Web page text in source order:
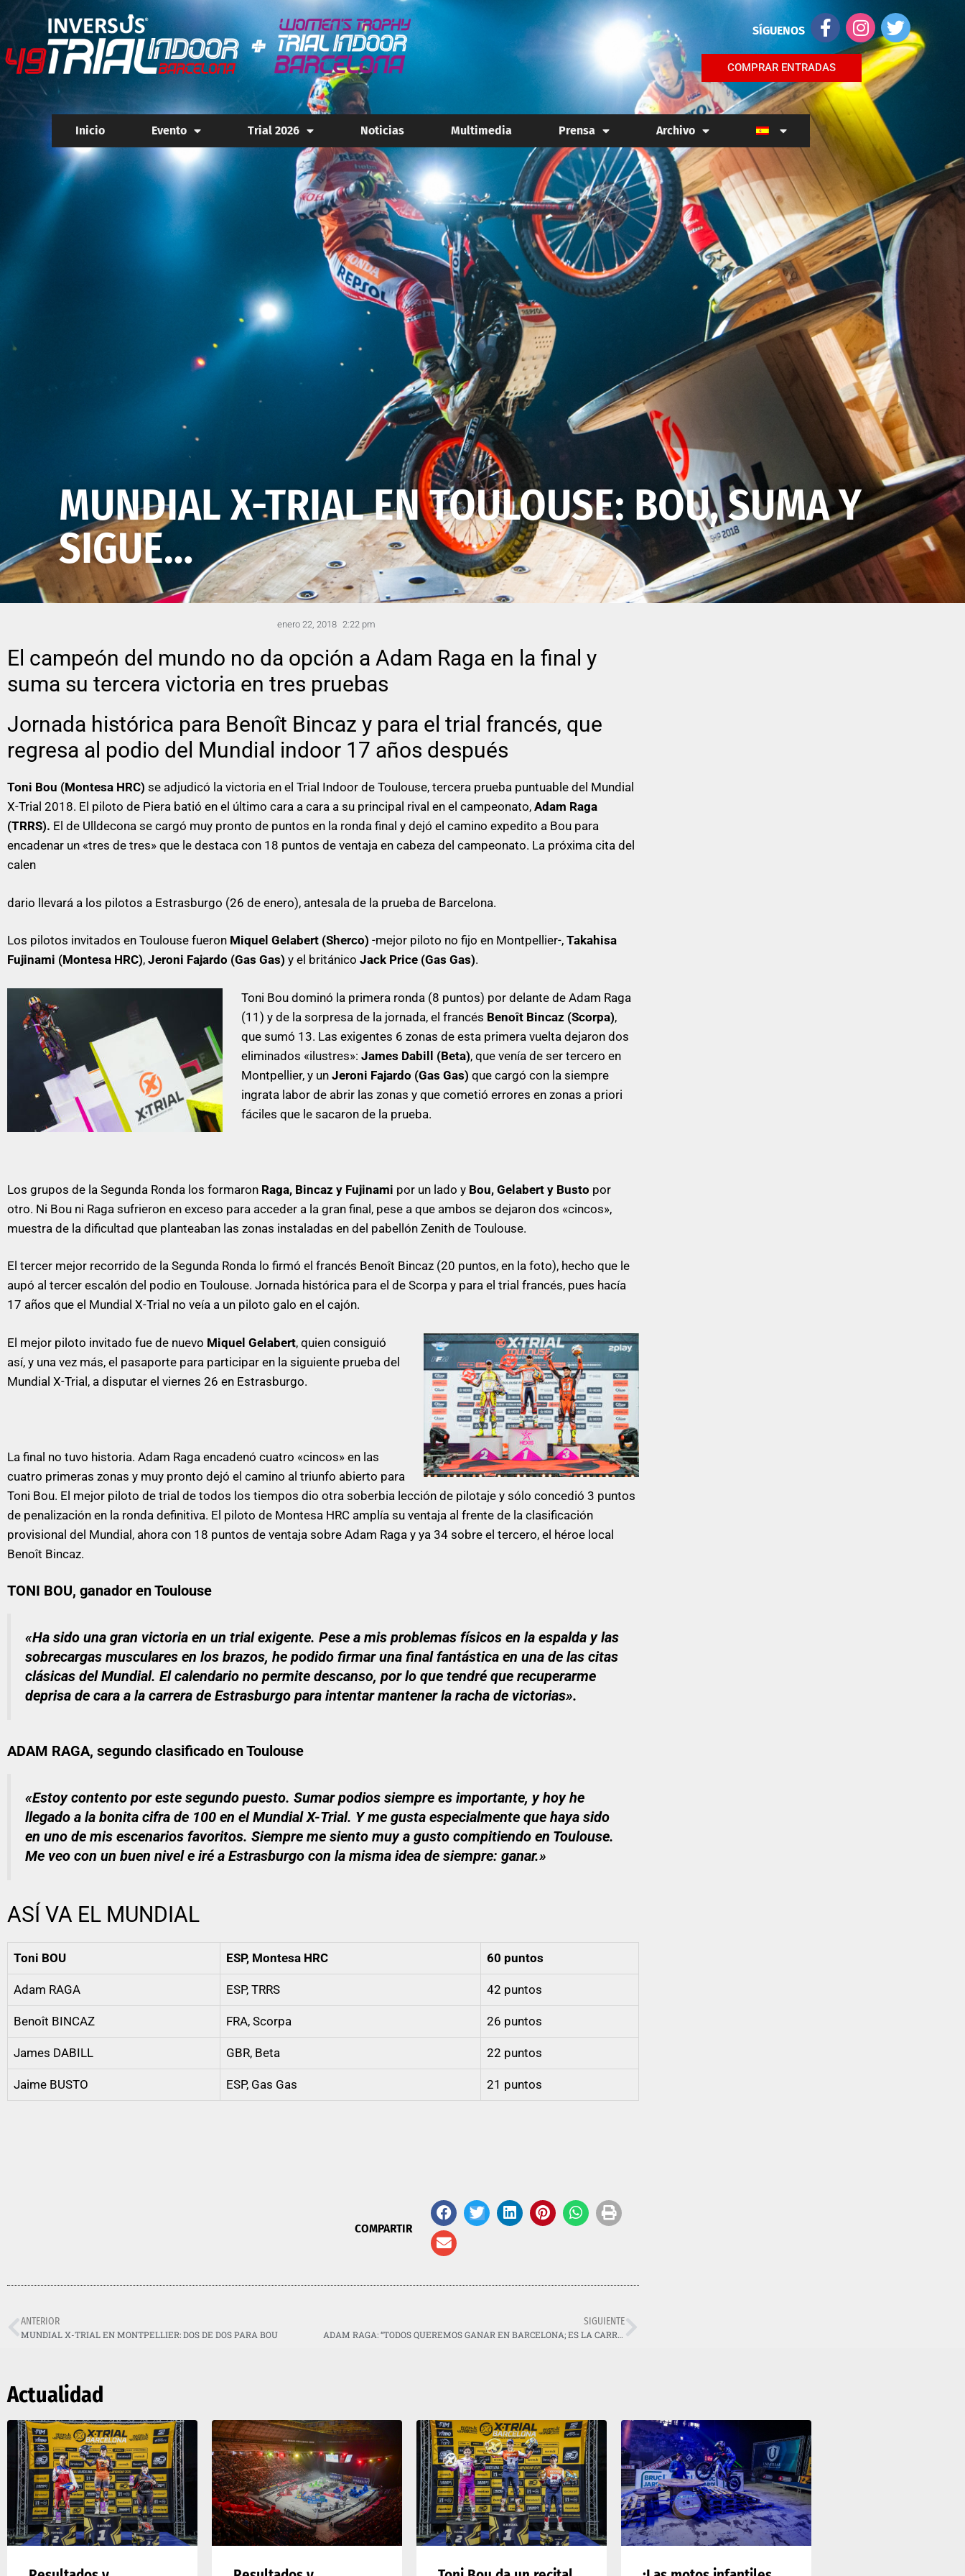
SÍGUENOS
COMPRAR ENTRADAS
Inicio Evento Trial 2026 Noticias Multimedia Prensa Archivo
MUNDIAL X-TRIAL EN TOULOUSE: BOU, SUMA Y
SIGUE…
enero 22, 2018 2:22 pm
El campeón del mundo no da opción a Adam Raga en la final y
suma su tercera victoria en tres pruebas
Jornada histórica para Benoît Bincaz y para el trial francés, que
regresa al podio del Mundial indoor 17 años después
Toni Bou (Montesa HRC) se adjudicó la victoria en el Trial Indoor de Toulouse, tercera prueba puntuable del Mundial
X-Trial 2018. El piloto de Piera batió en el último cara a cara a su principal rival en el campeonato, Adam Raga
(TRRS). El de Ulldecona se cargó muy pronto de puntos en la ronda final y dejó el camino expedito a Bou para
encadenar un «tres de tres» que le destaca con 18 puntos de ventaja en cabeza del campeonato. La próxima cita del
calen
dario llevará a los pilotos a Estrasburgo (26 de enero), antesala de la prueba de Barcelona.
Los pilotos invitados en Toulouse fueron Miquel Gelabert (Sherco) -mejor piloto no fijo en Montpellier-, Takahisa
Fujinami (Montesa HRC), Jeroni Fajardo (Gas Gas) y el británico Jack Price (Gas Gas).
Toni Bou dominó la primera ronda (8 puntos) por delante de Adam Raga
(11) y de la sorpresa de la jornada, el francés Benoît Bincaz (Scorpa),
que sumó 13. Las exigentes 6 zonas de esta primera vuelta dejaron dos
eliminados «ilustres»: James Dabill (Beta), que venía de ser tercero en
Montpellier, y un Jeroni Fajardo (Gas Gas) que cargó con la siempre
ingrata labor de abrir las zonas y que cometió errores en zonas a priori
fáciles que le sacaron de la prueba.
Los grupos de la Segunda Ronda los formaron Raga, Bincaz y Fujinami por un lado y Bou, Gelabert y Busto por
otro. Ni Bou ni Raga sufrieron en exceso para acceder a la gran final, pese a que ambos se dejaron dos «cincos»,
muestra de la dificultad que planteaban las zonas instaladas en del pabellón Zenith de Toulouse.
El tercer mejor recorrido de la Segunda Ronda lo firmó el francés Benoît Bincaz (20 puntos, en la foto), hecho que le
aupó al tercer escalón del podio en Toulouse. Jornada histórica para el de Scorpa y para el trial francés, pues hacía
17 años que el Mundial X-Trial no veía a un piloto galo en el cajón.
El mejor piloto invitado fue de nuevo Miquel Gelabert, quien consiguió
así, y una vez más, el pasaporte para participar en la siguiente prueba del
Mundial X-Trial, a disputar el viernes 26 en Estrasburgo.
La final no tuvo historia. Adam Raga encadenó cuatro «cincos» en las
cuatro primeras zonas y muy pronto dejó el camino al triunfo abierto para
Toni Bou. El mejor piloto de trial de todos los tiempos dio otra soberbia lección de pilotaje y sólo concedió 3 puntos
de penalización en la ronda definitiva. El piloto de Montesa HRC amplía su ventaja al frente de la clasificación
provisional del Mundial, ahora con 18 puntos de ventaja sobre Adam Raga y ya 34 sobre el tercero, el héroe local
Benoît Bincaz.
TONI BOU, ganador en Toulouse
«Ha sido una gran victoria en un trial exigente. Pese a mis problemas físicos en la espalda y las
sobrecargas musculares en los brazos, he podido firmar una final fantástica en una de las citas
clásicas del Mundial. El calendario no permite descanso, por lo que tendré que recuperarme
deprisa de cara a la carrera de Estrasburgo para intentar mantener la racha de victorias».
ADAM RAGA, segundo clasificado en Toulouse
«Estoy contento por este segundo puesto. Sumar podios siempre es importante, y hoy he
llegado a la bonita cifra de 100 en el Mundial X-Trial. Y me gusta especialmente que haya sido
en uno de mis escenarios favoritos. Siempre me siento muy a gusto compitiendo en Toulouse.
Me veo con un buen nivel e iré a Estrasburgo con la misma idea de siempre: ganar.»
ASÍ VA EL MUNDIAL
Toni BOU ESP, Montesa HRC 60 puntos
Adam RAGA ESP, TRRS 42 puntos
Benoît BINCAZ FRA, Scorpa 26 puntos
James DABILL GBR, Beta 22 puntos
Jaime BUSTO ESP, Gas Gas 21 puntos
COMPARTIR
ANTERIOR
MUNDIAL X-TRIAL EN MONTPELLIER: DOS DE DOS PARA BOU
SIGUIENTE
ADAM RAGA: “TODOS QUEREMOS GANAR EN BARCELONA; ES LA CARRERA DEL AÑO”
Actualidad